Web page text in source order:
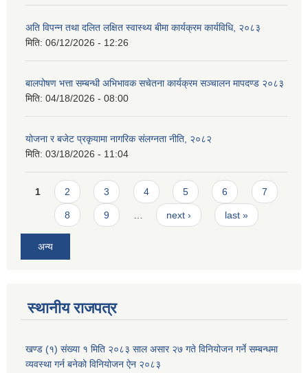
अति विपन्न तथा दलित लक्षित स्वास्थ्य बीमा कार्यक्रम कार्यविधि, २०८३
मिति: 06/12/2026 - 12:26
बालपोषण भत्ता सम्बन्धी अभिभावक सचेतना कार्यक्रम सञ्चालन मापदण्ड २०८३
मिति: 04/18/2026 - 08:00
योजना र बजेट प्रकृयामा नागरिक संलग्नता नीति, २०८२
मिति: 03/18/2026 - 11:04
Pages
1 2 3 4 5 6 7
8 9 next › last »
अन्य
स्थानीय राजपत्र
खण्ड (१) संख्या १ मिति २०८३ साल असार २७ गते विनियोजन गर्ने सम्बन्धमा
व्यवस्था गर्न बनेको विनियोजन ऐन २०८३